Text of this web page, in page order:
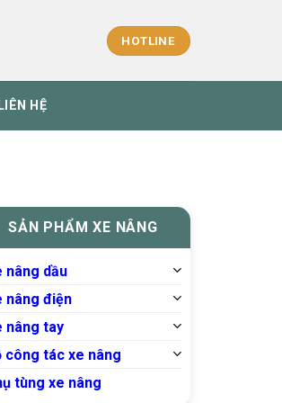
HOTLINE
LIÊN HỆ
SẢN PHẨM XE NÂNG
nâng dầu
nâng điện
nâng tay
công tác xe nâng
tùng xe nâng